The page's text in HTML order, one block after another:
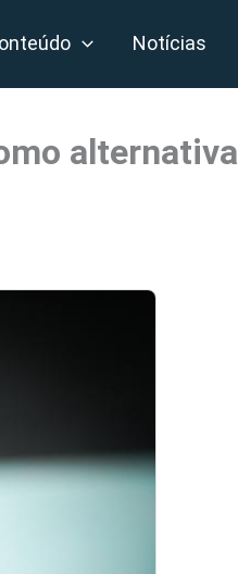
Notícias
alternativa